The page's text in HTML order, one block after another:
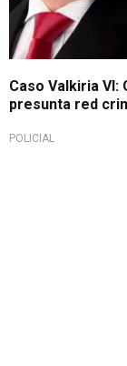
Caso Valkiria
presunta red
POLICIAL